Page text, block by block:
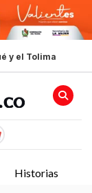
y el Tolima
Historias